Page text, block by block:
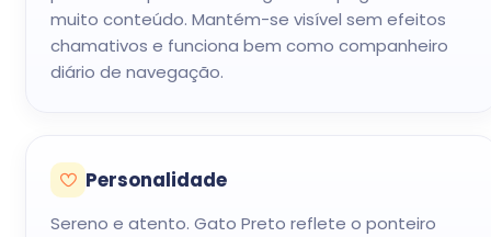
muito conteúdo. Mantém-se visível sem efeitos
chamativos e funciona bem como companheiro
diário de navegação.
Personalidade
Sereno e atento. Gato Preto reflete o ponteiro